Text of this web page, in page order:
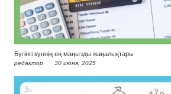
Бүгінгі күннің ең маңызды жаңалықтары
редактор 30 июня, 2025